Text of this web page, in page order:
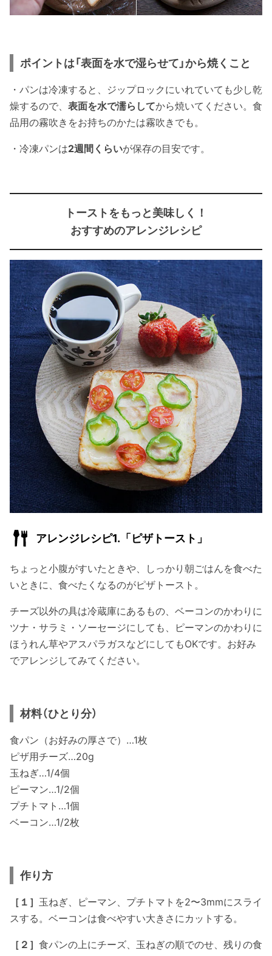
ポイントは「表面を水で湿らせて」から焼くこと
・パンは冷凍すると、ジップロックにいれていても少し乾
燥するので、 表面を水で濡らしてから焼いてください。食
品用の霧吹きをお持ちのかたは霧吹きでも。
・冷凍パンは2週間くらいが保存の目安です。
トーストをもっと美味しく！
おすすめのアレンジレシピ
アレンジレシピ1.「ピザトースト」
ちょっと小腹がすいたときや、しっかり朝ごはんを食べた
いときに、食べたくなるのがピザトースト。
チーズ以外の具は冷蔵庫にあるもの、ベーコンのかわりに
ツナ・サラミ・ソーセージにしても、ピーマンのかわりに
ほうれん草やアスパラガスなどにしてもOKです。お好み
でアレンジしてみてください。
材料（ひとり分）
食パン（お好みの厚さで）…1枚
ピザ用チーズ…20g
玉ねぎ…1/4個
ピーマン…1/2個
プチトマト…1個
ベーコン…1/2枚
作り方
［１］ 玉ねぎ、ピーマン、プチトマトを2〜3mmにスライ
スする。ベーコンは食べやすい大きさにカットする。
［２］ 食パンの上にチーズ、玉ねぎの順でのせ、残りの食